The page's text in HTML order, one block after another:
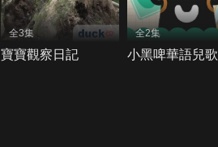
全3集
寶寶觀察日記
全2集
小黑啤華語兒歌